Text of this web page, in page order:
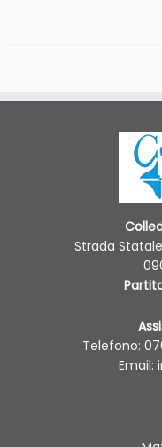
Strada Statale
Telefono:
Email: